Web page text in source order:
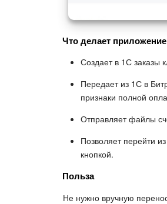
Что делает приложение
Создает в 1С заказы
Передает из 1С в
признаки полной
Отправляет файлы
Позволяет перейти
кнопкой.
Польза
Не нужно вручную